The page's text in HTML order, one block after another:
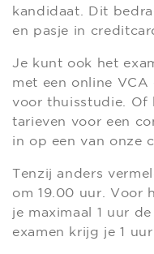
kandidaat. Dit
en pasje in
Je kunt ook het
met een online
voor thuisstudie. Of
tarieven voor een
in op een van onze
Tenzij anders
om 19.00 uur. Voor
je maximaal 1 uur
examen krijg je 1